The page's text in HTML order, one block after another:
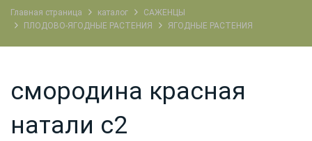
Главная страница каталог
САЖЕНЦЫ
ПЛОДОВО-ЯГОДНЫЕ РАСТЕНИЯ
ЯГОДНЫЕ РАСТЕНИЯ
смородина красная
натали c2